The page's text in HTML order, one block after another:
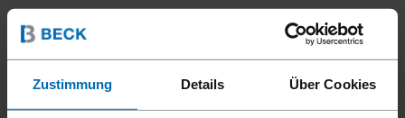
Zustimmung Details Über Cookies